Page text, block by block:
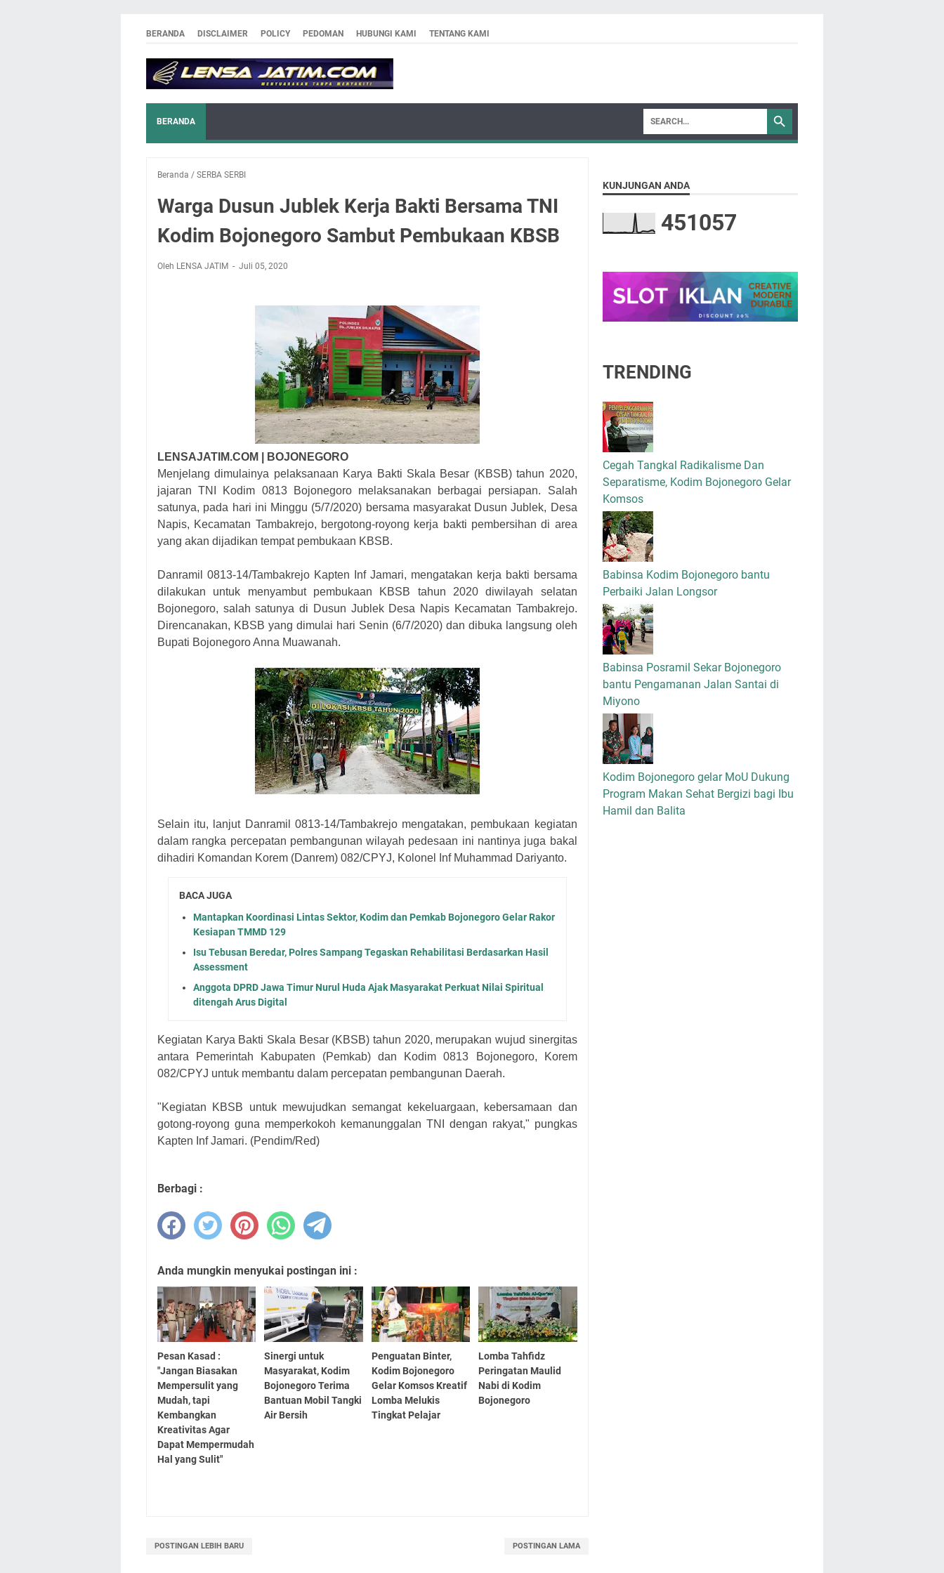
BERANDA DISCLAIMER POLICY PEDOMAN HUBUNGI KAMI TENTANG KAMI
BERANDA
Beranda / SERBA SERBI
Warga Dusun Jublek Kerja Bakti Bersama TNI
Kodim Bojonegoro Sambut Pembukaan KBSB
Oleh LENSA JATIM Juli 05, 2020
LENSAJATIM.COM | BOJONEGORO
Menjelang dimulainya pelaksanaan Karya Bakti Skala Besar (KBSB) tahun 2020,
jajaran TNI Kodim 0813 Bojonegoro melaksanakan berbagai persiapan. Salah
satunya, pada hari ini Minggu (5/7/2020) bersama masyarakat Dusun Jublek, Desa
Napis, Kecamatan Tambakrejo, bergotong-royong kerja bakti pembersihan di area
yang akan dijadikan tempat pembukaan KBSB.
Danramil 0813-14/Tambakrejo Kapten Inf Jamari, mengatakan kerja bakti bersama
dilakukan untuk menyambut pembukaan KBSB tahun 2020 diwilayah selatan
Bojonegoro, salah satunya di Dusun Jublek Desa Napis Kecamatan Tambakrejo.
Direncanakan, KBSB yang dimulai hari Senin (6/7/2020) dan dibuka langsung oleh
Bupati Bojonegoro Anna Muawanah.
Selain itu, lanjut Danramil 0813-14/Tambakrejo mengatakan, pembukaan kegiatan
dalam rangka percepatan pembangunan wilayah pedesaan ini nantinya juga bakal
dihadiri Komandan Korem (Danrem) 082/CPYJ, Kolonel Inf Muhammad Dariyanto.
BACA JUGA
Mantapkan Koordinasi Lintas Sektor, Kodim dan Pemkab Bojonegoro Gelar Rakor
Kesiapan TMMD 129
Isu Tebusan Beredar, Polres Sampang Tegaskan Rehabilitasi Berdasarkan Hasil
Assessment
Anggota DPRD Jawa Timur Nurul Huda Ajak Masyarakat Perkuat Nilai Spiritual
ditengah Arus Digital
Kegiatan Karya Bakti Skala Besar (KBSB) tahun 2020, merupakan wujud sinergitas
antara Pemerintah Kabupaten (Pemkab) dan Kodim 0813 Bojonegoro, Korem
082/CPYJ untuk membantu dalam percepatan pembangunan Daerah.
"Kegiatan KBSB untuk mewujudkan semangat kekeluargaan, kebersamaan dan
gotong-royong guna memperkokoh kemanunggalan TNI dengan rakyat," pungkas
Kapten Inf Jamari. (Pendim/Red)
Berbagi :
Anda mungkin menyukai postingan ini :
Pesan Kasad :
"Jangan Biasakan
Mempersulit yang
Mudah, tapi
Kembangkan
Kreativitas Agar
Dapat Mempermudah
Hal yang Sulit"
Sinergi untuk
Masyarakat, Kodim
Bojonegoro Terima
Bantuan Mobil Tangki
Air Bersih
Penguatan Binter,
Kodim Bojonegoro
Gelar Komsos Kreatif
Lomba Melukis
Tingkat Pelajar
Lomba Tahfidz
Peringatan Maulid
Nabi di Kodim
Bojonegoro
POSTINGAN LEBIH BARU POSTINGAN LAMA
KUNJUNGAN ANDA
451057
TRENDING
Cegah Tangkal Radikalisme Dan
Separatisme, Kodim Bojonegoro Gelar
Komsos
Babinsa Kodim Bojonegoro bantu
Perbaiki Jalan Longsor
Babinsa Posramil Sekar Bojonegoro
bantu Pengamanan Jalan Santai di
Miyono
Kodim Bojonegoro gelar MoU Dukung
Program Makan Sehat Bergizi bagi Ibu
Hamil dan Balita